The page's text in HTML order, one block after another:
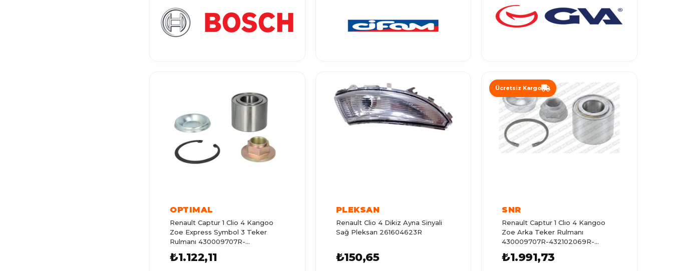
OPTIMAL
Renault Captur 1 Clio 4 Kangoo
Zoe Express Symbol 3 Teker
Rulmanı 430009707R-
₺1.122,11
PLEKSAN
Renault Clio 4 Dikiz Ayna Sinyali
Sağ Pleksan 261604623R
₺150,65
SNR
Renault Captur 1 Clıo 4 Kangoo
Zoe Arka Teker Rulmanı
430009707R-432102069R-
₺1.991,73
Ücretsiz Kargo